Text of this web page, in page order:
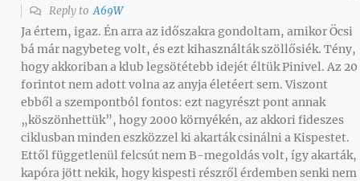
Reply toA69W
Ja értem, igaz. Én arra az időszakra gondoltam, amikor Öcsi
bá már nagybeteg volt, és ezt kihasználták szöllősiék. Tény,
hogy akkoriban a klub legsötétebb idejét éltük Pinivel. Az 20
forintot nem adott volna az anyja életéert sem. Viszont
ebből a szempontból fontos: ezt nagyrészt pont annak
„köszönhettük”, hogy 2000 környékén, az akkori fideszes
ciklusban minden eszközzel ki akarták csinálni a Kispestet.
Ettől függetlenül felcsút nem B-megoldás volt, így akarták,
kapóra jött nekik, hogy kispesti részről érdemben senki nem